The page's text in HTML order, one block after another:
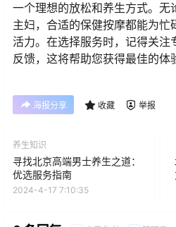
一个理想的放松和养生方式。无
主妇，合适的保健按摩都能为忙
活力。在选择服务时，记得关注
反馈，这将帮助您获得最佳的体
海报分享 收藏 举报
养生知识
寻找北京高端男士养生之道：
优选服务指南
2024-4-17 7:10:35